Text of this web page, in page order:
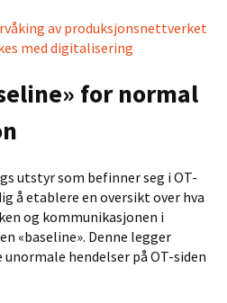
av produksjonsnettverket
med digitalisering
for normal
utstyr som befinner seg i OT-
å etablere en oversikt over hva
og kommunikasjonen i
«baseline». Denne legger
hendelser på OT-siden